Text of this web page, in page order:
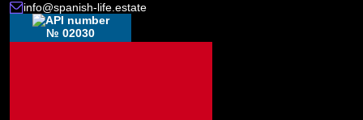
info@spanish-life.estate
№ 02030